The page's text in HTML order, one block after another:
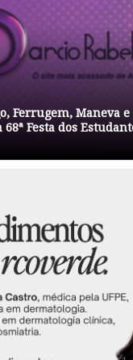
Ferrugem, Maneva
Festa dos